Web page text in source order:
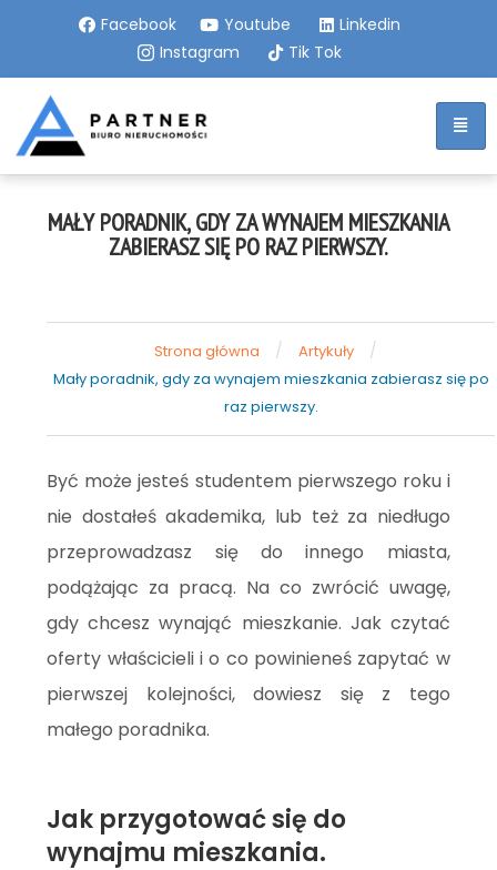
Facebook Youtube
Linkedin
Instagram
Tik Tok
MAŁY PORADNIK, GDY ZA WYNAJEM MIESZKANIA
ZABIERASZ SIĘ PO RAZ PIERWSZY.
Strona główna / Artykuły /
Mały poradnik, gdy za wynajem mieszkania zabierasz się po
raz pierwszy.
Być może jesteś studentem pierwszego roku i
nie dostałeś akademika, lub też za niedługo
przeprowadzasz się do innego miasta,
podążając za pracą. Na co zwrócić uwagę,
gdy chcesz wynająć mieszkanie. Jak czytać
oferty właścicieli i o co powinieneś zapytać w
pierwszej kolejności, dowiesz się z tego
małego poradnika.
Jak przygotować się do
wynajmu mieszkania.